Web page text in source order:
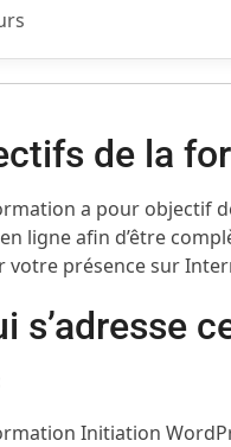
de la
a pour objectif
ligne afin d’être
votre présence sur
s’adresse
Initiation